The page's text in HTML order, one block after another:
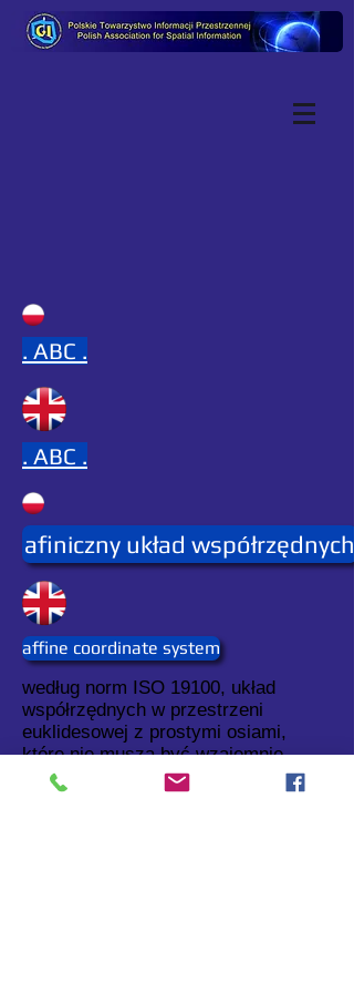
. ABC .
. ABC .
afiniczny układ współrzędnych
affine coordinate system
według norm ISO 19100, układ
współrzędnych w przestrzeni
euklidesowej z prostymi osiami,
które nie muszą być wzajemnie
prostopadłe.